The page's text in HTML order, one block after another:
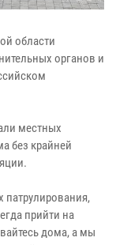
области
органов и
местных
без крайней
прийти на
дома, а мы